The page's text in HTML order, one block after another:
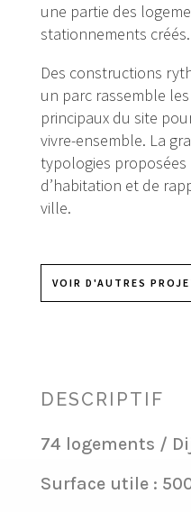
une partie des
stationnements créés.
Des constructions
un parc rassemble
principaux du site
vivre-ensemble. La
typologies
d’habitation et de
ville.
VOIR D'AUTRES
DESCRIPTIF
74 logements /
Surface utile :